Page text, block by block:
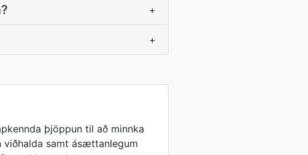
+
+
þjöppun til að minnka
viðhalda samt ásættanlegum